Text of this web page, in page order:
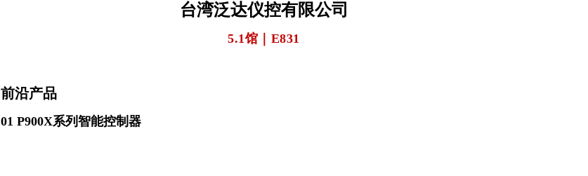
台湾泛达仪控有限公司
5.1馆｜E831
前沿产品
01P900X系列智能控制器